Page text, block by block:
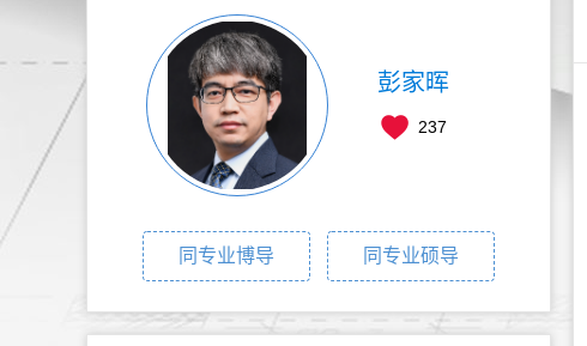
彭家晖
237
同专业博导 同专业硕导